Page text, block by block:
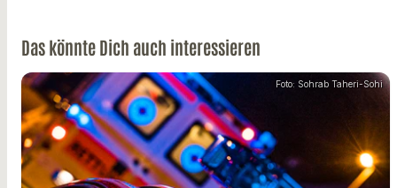
Das könnte Dich auch interessieren
Foto: Sohrab Taheri-Sohi